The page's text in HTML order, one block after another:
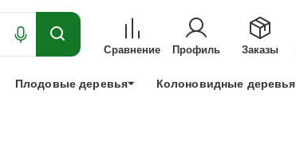
ДЛЯ ТЕХ, КТО УСПЕЕТ!
Сравнение Профиль Заказы
Плодовые деревья Колоновидные деревья